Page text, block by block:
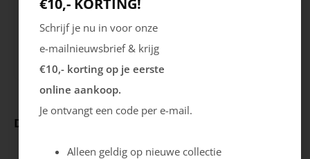
Uitneembare zool
Nee
Deze producten ga je leuk vinden
€10,- KORTING!
Schrijf je nu in voor onze
e-mailnieuwsbrief & krijg
€10,- korting op je eerste
online aankoop.
Je ontvangt een code per e-mail.
Alleen geldig op nieuwe collectie